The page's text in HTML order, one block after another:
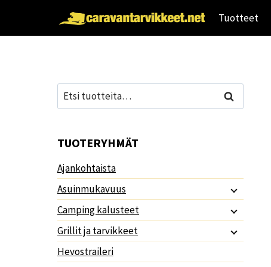
Tuotteet
Etsi: Haku
TUOTERYHMÄT
Ajankohtaista
Asuinmukavuus
Camping kalusteet
Grillit ja tarvikkeet
Hevostraileri